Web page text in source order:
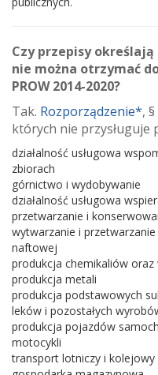
Czy przepisy
nie można otrzymać
PROW 2014-2020?
Tak. Rozporządzenie*,
których nie przysługuje
działalność usługowa
zbiorach
górnictwo i wydobywanie
działalność usługowa
przetwarzanie i
wytwarzanie i
naftowej
produkcja chemikaliów
produkcja metali
produkcja podstawowych
leków i pozostałych
produkcja pojazdów
motocykli
transport lotniczy i kolejowy